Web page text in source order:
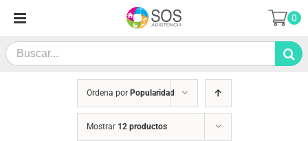
contenido
Search
for:
0
Ordena por Popularidad
Mostrar 12 productos